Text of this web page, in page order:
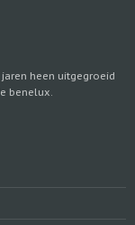
heen uitgegroeid
benelux.